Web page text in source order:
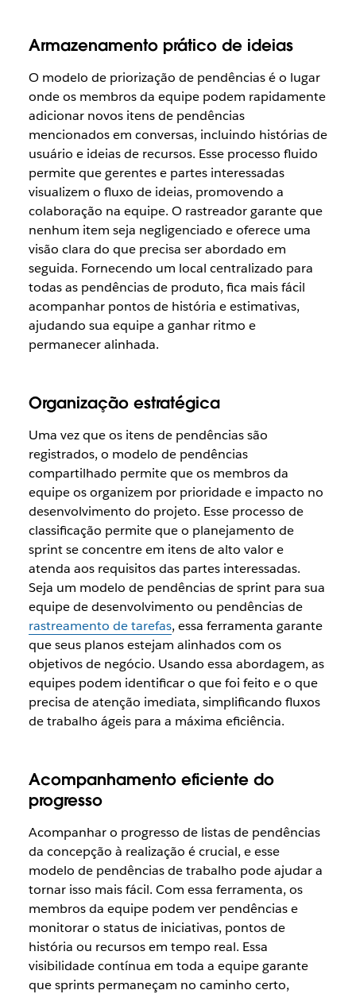
Armazenamento prático de ideias
O modelo de priorização de pendências é o lugar
onde os membros da equipe podem rapidamente
adicionar novos itens de pendências
mencionados em conversas, incluindo histórias de
usuário e ideias de recursos. Esse processo fluido
permite que gerentes e partes interessadas
visualizem o fluxo de ideias, promovendo a
colaboração na equipe. O rastreador garante que
nenhum item seja negligenciado e oferece uma
visão clara do que precisa ser abordado em
seguida. Fornecendo um local centralizado para
todas as pendências de produto, fica mais fácil
acompanhar pontos de história e estimativas,
ajudando sua equipe a ganhar ritmo e
permanecer alinhada.
Organização estratégica
Uma vez que os itens de pendências são
registrados, o modelo de pendências
compartilhado permite que os membros da
equipe os organizem por prioridade e impacto no
desenvolvimento do projeto. Esse processo de
classificação permite que o planejamento de
sprint se concentre em itens de alto valor e
atenda aos requisitos das partes interessadas.
Seja um modelo de pendências de sprint para sua
equipe de desenvolvimento ou pendências de
rastreamento de tarefas, essa ferramenta garante
que seus planos estejam alinhados com os
objetivos de negócio. Usando essa abordagem, as
equipes podem identificar o que foi feito e o que
precisa de atenção imediata, simplificando fluxos
de trabalho ágeis para a máxima eficiência.
Acompanhamento eficiente do
progresso
Acompanhar o progresso de listas de pendências
da concepção à realização é crucial, e esse
modelo de pendências de trabalho podeajudar a
tornar isso mais fácil. Com essa ferramenta, os
membros da equipe podem ver pendências e
monitorar o status de iniciativas, pontos de
história ou recursos em tempo real. Essa
visibilidade contínua em toda a equipe garante
que sprints permaneçam no caminho certo,